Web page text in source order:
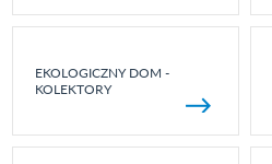
EKOLOGICZNY DOM -
KOLEKTORY